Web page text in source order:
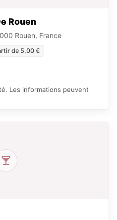
Rouen
Rouen, France
de 5,00 €
Les informations peuvent